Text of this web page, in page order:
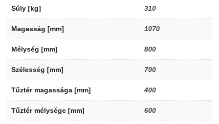
Súly [kg] 310
Magasság [mm] 1070
Mélység [mm] 800
Szélesség [mm] 700
Tűztér magassága [mm] 400
Tűztér mélysége [mm] 600